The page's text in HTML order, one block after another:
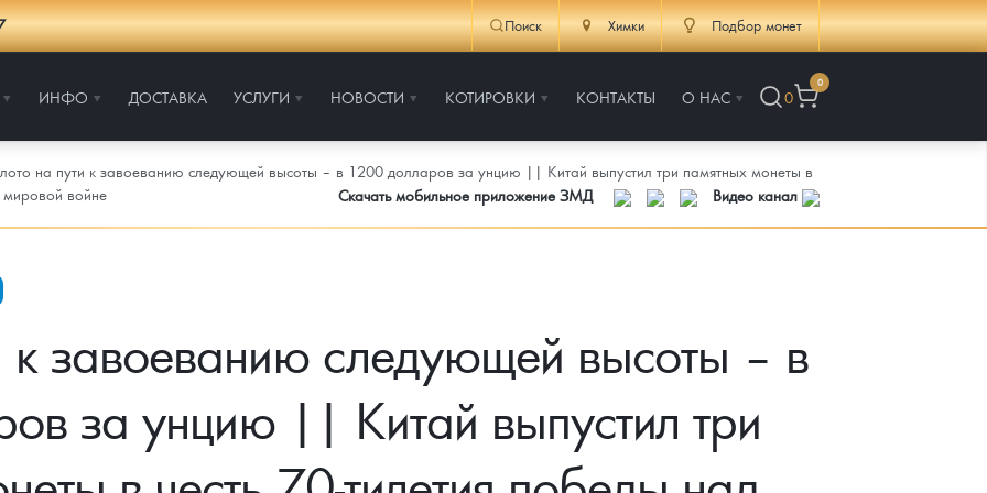
Поиск Химки Подбор монет
ИНФО ДОСТАВКА УСЛУГИ НОВОСТИ КОТИРОВКИ КОНТАКТЫ О НАС 0
0
на пути к завоеванию следующей высоты – в 1200 долларов за унцию || Китай выпустил три памятных монеты в
мировой войне
Скачать мобильное приложение ЗМД Видео канал
к завоеванию следующей высоты – в
за унцию || Китай выпустил три